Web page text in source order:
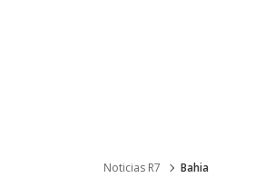
Noticias R7 Bahia